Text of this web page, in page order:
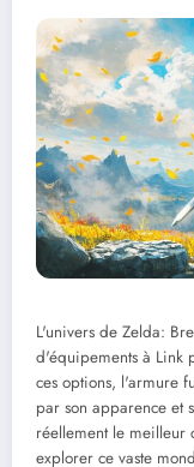
L'univers de Zelda:
d'équipements à Link
ces options, l'armure
par son apparence et
réellement le meilleur
explorer ce vaste